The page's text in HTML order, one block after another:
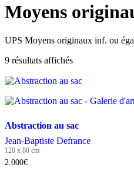
Moyens
UPS Moyens originaux inf. ou
9 résultats affichés
Abstraction au sac
Jean-Baptiste Defrance
120 x 80 cm
2.000€